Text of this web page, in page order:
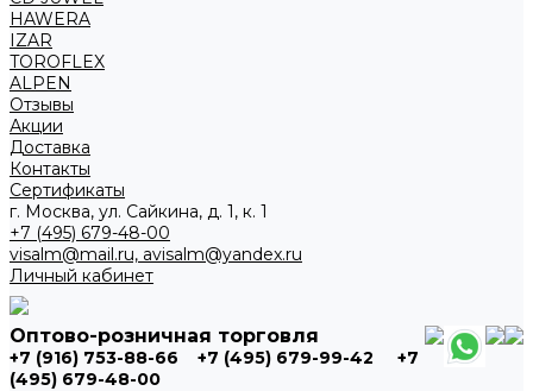
HAWERA
IZAR
TOROFLEX
ALPEN
Отзывы
Акции
Доставка
Контакты
Сертификаты
г. Москва, ул. Сайкина, д. 1, к. 1
+7 (495) 679-48-00
visalm@mail.ru, avisalm@yandex.ru
Личный кабинет
Оптово-розничная торговля
+7 (916) 753-88-66 +7 (495) 679-99-42
+7
(495) 679-48-00